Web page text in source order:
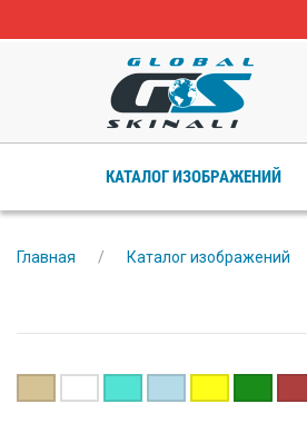
КАТАЛОГ ИЗОБРАЖЕНИЙ
Главная Каталог изображений